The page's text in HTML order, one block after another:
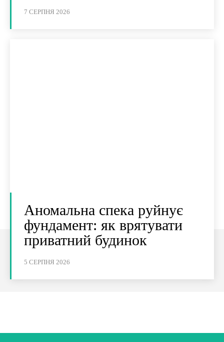
7 СЕРПНЯ 2026
Аномальна спека руйнує
фундамент: як врятувати
приватний будинок
5 СЕРПНЯ 2026